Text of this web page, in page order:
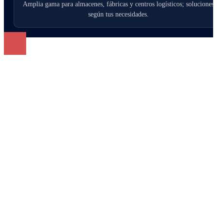
Amplia gama para almacenes, fábricas y centros logísticos; soluciones
según tus necesidades.